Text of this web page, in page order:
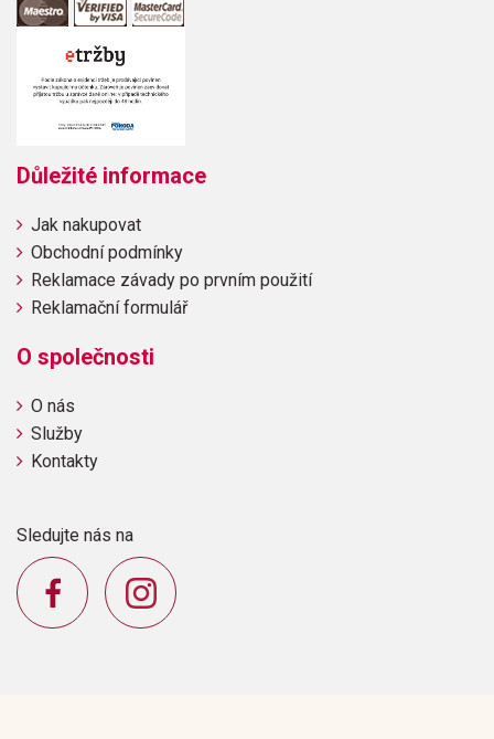
Důležité informace
Jak nakupovat
Obchodní podmínky
Reklamace závady po prvním použití
Reklamační formulář
O společnosti
O nás
Služby
Kontakty
Sledujte nás na